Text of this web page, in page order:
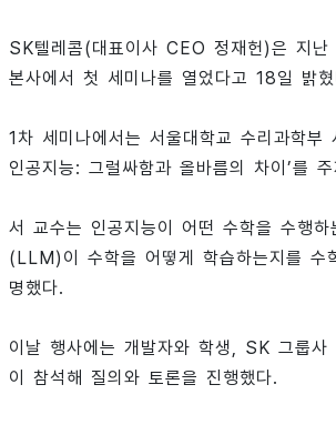
SK텔레콤(대표이사 CEO 정재헌)은 지난
본사에서 첫 세미나를 열었다고 18일 밝
1차 세미나에서는 서울대학교 수리과학부
인공지능: 그럴싸함과 올바름의 차이’를
서 교수는 인공지능이 어떤 수학을 수행하
(LLM)이 수학을 어떻게 학습하는지를 수
명했다.
이날 행사에는 개발자와 학생, SK 그룹
이 참석해 질의와 토론을 진행했다.